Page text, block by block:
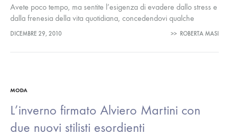
Avete poco tempo, ma sentite l’esigenza di evadere dallo stress e
dalla frenesia della vita quotidiana, concedendovi qualche
momento di sano relax? Le TERMEMILANO potrebbero essere
DICEMBRE 29, 2010 >> ROBERTA MASI
MODA
L’inverno firmato Alviero Martini con
due nuovi stilisti esordienti